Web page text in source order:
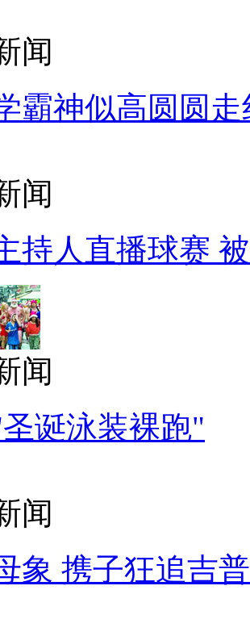
闻
霸神似高圆圆走
闻
持人直播球赛
闻
诞泳装裸跑"
闻
象 携子狂追吉